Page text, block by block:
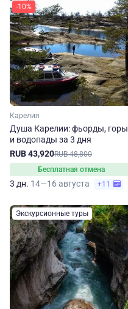
-10%
Карелия
Душа Карелии: фьорды, горы
и водопады за 3 дня
RUB 43,920RUB 48,800
Бесплатная отмена
3 дн. 14—16 августа +11
Экскурсионные туры